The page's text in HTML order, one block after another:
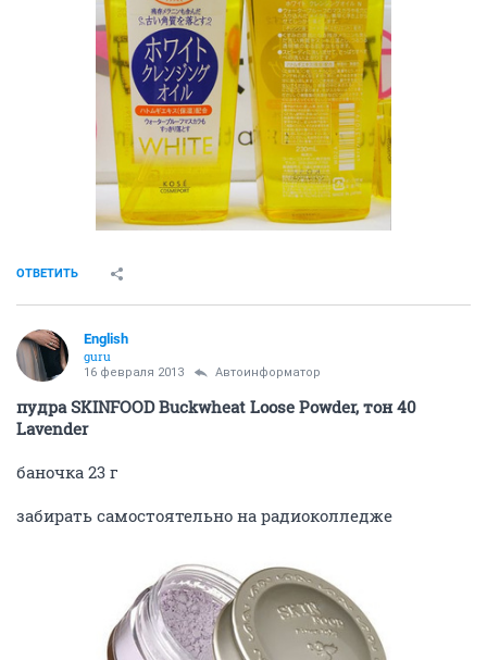
ОТВЕТИТЬ
English
guru
16 февраля 2013 Автоинформатор
пудра SKINFOOD Buckwheat Loose Powder, тон 40
Lavender
баночка 23 г
забирать самостоятельно на радиоколледже